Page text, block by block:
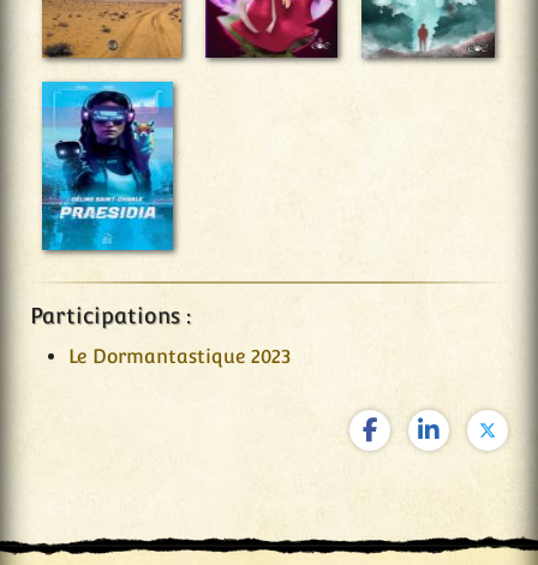
Participations :
Le Dormantastique 2023